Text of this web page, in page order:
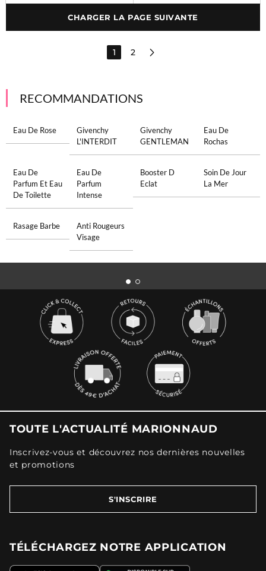
CHARGER LA PAGE SUIVANTE
1 2
RECOMMANDATIONS
Eau De Rose
Givenchy
L'INTERDIT
Givenchy
GENTLEMAN
Eau De
Rochas
Eau De
Parfum Et Eau
De Toilette
Eau De
Parfum
Intense
Booster D
Eclat
Soin De Jour
La Mer
Rasage Barbe
Anti Rougeurs
Visage
TOUTE L'ACTUALITÉ MARIONNAUD
Inscrivez-vous et découvrez nos dernières nouvelles
et promotions
S'INSCRIRE
TÉLÉCHARGEZ NOTRE APPLICATION